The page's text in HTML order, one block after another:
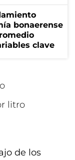
bonaerense
clave
litro
de los